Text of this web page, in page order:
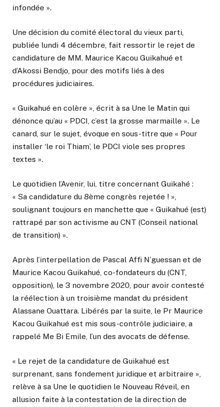
infondée ».
Une décision du comité électoral du vieux parti,
publiée lundi 4 décembre, fait ressortir le rejet de
candidature de MM. Maurice Kacou Guikahué et
d’Akossi Bendjo, pour des motifs liés à des
procédures judiciaires.
« Guikahué en colère », écrit à sa Une le Matin qui
dénonce qu’au « PDCI, c’est la grosse marmaille ». Le
canard, sur le sujet, évoque en sous-titre que « Pour
installer ‘le roi Thiam’, le PDCI viole ses propres
textes ».
Le quotidien l’Avenir, lui, titre concernant Guikahé :
« Sa candidature du 8ème congrès rejetée ! »,
soulignant toujours en manchette que « Guikahué (est)
rattrapé par son activisme au CNT (Conseil national
de transition) ».
Après l’interpellation de Pascal Affi N’guessan et de
Maurice Kacou Guikahué, co-fondateurs du (CNT,
opposition), le 3 novembre 2020, pour avoir contesté
la réélection à un troisième mandat du président
Alassane Ouattara. Libérés par la suite, le Pr Maurice
Kacou Guikahué est mis sous-contrôle judiciaire, a
rappelé Me Bi Emile, l’un des avocats de défense.
« Le rejet de la candidature de Guikahué est
surprenant, sans fondement juridique et arbitraire »,
relève à sa Une le quotidien le Nouveau Réveil, en
allusion faite à la contestation de la direction de